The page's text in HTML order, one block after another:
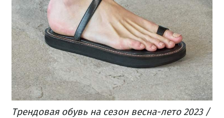
Трендовая обувь на сезон весна-лето 2023 /